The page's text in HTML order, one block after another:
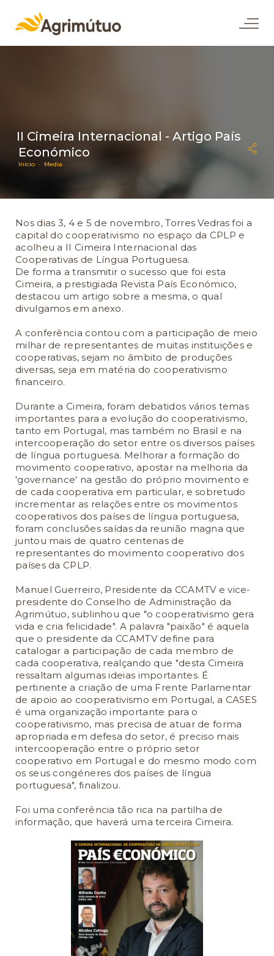
II Cimeira Internacional - Artigo País
Económico
Início · Media ·
Nos dias 3, 4 e 5 de novembro, Torres Vedras foi a
capital do cooperativismo no espaço da CPLP e
acolheu a II Cimeira Internacional das
Cooperativas de Língua Portuguesa.
De forma a transmitir o sucesso que foi esta
Cimeira, a prestigiada Revista País Económico,
destacou um artigo sobre a mesma, o qual
divulgamos em anexo.
A conferência contou com a participação de meio
milhar de representantes de muitas instituições e
cooperativas, sejam no âmbito de produções
diversas, seja em matéria do cooperativismo
financeiro.
Durante a Cimeira, foram debatidos vários temas
importantes para a evolução do cooperativismo,
tanto em Portugal, mas também no Brasil e na
intercooperação do setor entre os diversos países
de língua portuguesa. Melhorar a formação do
movimento cooperativo, apostar na melhoria da
'governance' na gestão do próprio movimento e
de cada cooperativa em particular, e sobretudo
incrementar as relações entre os movimentos
cooperativos dos países de língua portuguesa,
foram conclusões saídas da reunião magna que
juntou mais de quatro centenas de
representantes do movimento cooperativo dos
países da CPLP.
Manuel Guerreiro, Presidente da CCAMTV e vice-
presidente do Conselho de Administração da
Agrimútuo, sublinhou que "o cooperativismo gera
vida e cria felicidade". A palavra "paixão" é aquela
que o presidente da CCAMTV define para
catalogar a participação de cada membro de
cada cooperativa, realçando que "desta Cimeira
ressaltam algumas ideias importantes. É
pertinente a criação de uma Frente Parlamentar
de apoio ao cooperativismo em Portugal, a CASES
é uma organização importante para o
cooperativismo, mas precisa de atuar de forma
apropriada em defesa do setor, é preciso mais
intercooperação entre o próprio setor
cooperativo em Portugal e do mesmo modo com
os seus congéneres dos países de língua
portuguesa", finalizou.
Foi uma conferência tão rica na partilha de
informação, que haverá uma terceira Cimeira.